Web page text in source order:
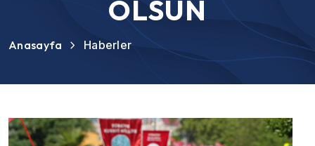
OLSUN
Anasayfa Haberler